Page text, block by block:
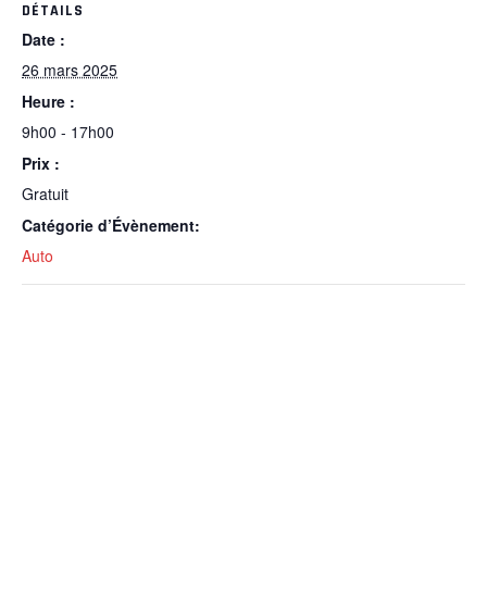
DÉTAILS
Date :
26 mars 2025
Heure :
9h00 - 17h00
Prix :
Gratuit
Catégorie d’Évènement:
Auto